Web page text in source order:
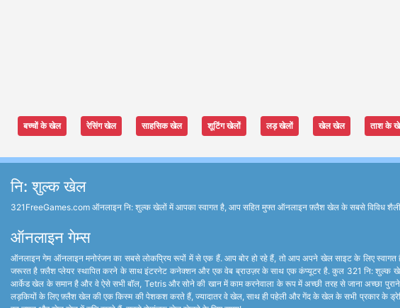
बच्चों के खेल रेसिंग खेल साहसिक खेल शूटिंग खेलों लड़ खेलों खेल खेल ताश के
नि: शुल्क खेल
321FreeGames.com ऑनलाइन नि: शुल्क खेलों में आपका स्वागत है, आप सहित मुफ्त ऑनलाइन फ़्लैश खेल के सबसे विविध
ऑनलाइन गेम्स
ऑनलाइन गेम ऑनलाइन मनोरंजन का सबसे लोकप्रिय रूपों में से एक हैं. आप बोर हो रहे हैं, तो आप अपने खेल साइट के लिए
जरूरत है फ़्लैश प्लेयर स्थापित करने के साथ इंटरनेट कनेक्शन और एक वेब ब्राउज़र के साथ एक कंप्यूटर है. कुल 321 नि: शुल्क
आर्केड खेल के समान है और वे ऐसे सभी बॉल, Tetris और सोने की खान में काम करनेवाला के रूप में अच्छी तरह से जाना अच्छा
लड़कियों के लिए फ़्लैश खेल की एक किस्म की पेशकश करते हैं, ज्यादातर वे खेल, साथ ही पहेली और गेंद के खेल के सभी प्रकार के